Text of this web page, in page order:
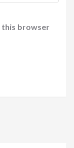
this browser